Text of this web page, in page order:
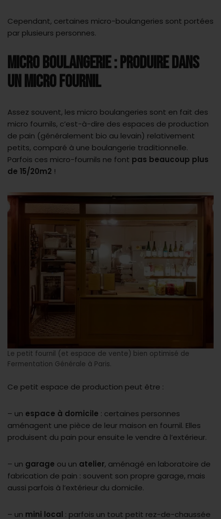
Cependant, certaines micro-boulangeries sont portées
par plusieurs personnes.
MICRO BOULANGERIE : PRODUIRE DANS
UN MICRO FOURNIL
Assez souvent, les micro boulangeries sont en fait des
micro fournils, c’est-à-dire des espaces de production
de pain (généralement bio au levain) relativement
petits, comparé à une boulangerie traditionnelle.
Parfois ces micro-fournils ne font pas beaucoup plus
de 15/20m2 !
Le petit fournil (et espace de vente) bien optimisé de
Fermentation Générale à Paris.
Ce petit espace de production peut être :
– un espace à domicile : certaines personnes
aménagent une pièce de leur maison en fournil. Elles
produisent du pain pour ensuite le vendre à l’extérieur.
– un garage ou un atelier, aménagé en laboratoire de
fabrication de pain : souvent son propre garage, mais
aussi parfois à l’extérieur du domicile.
– un mini local : parfois un tout petit rez-de-chaussée